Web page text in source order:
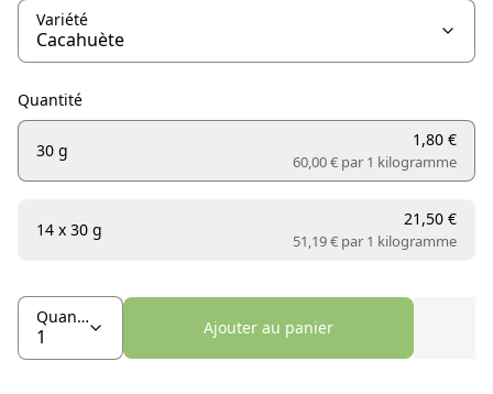
Variété
Quantité
30 g
1,80 €
60,00 € par 1 kilogramme
14 x 30 g
21,50 €
51,19 € par 1 kilogramme
Quantité
Ajouter au panier